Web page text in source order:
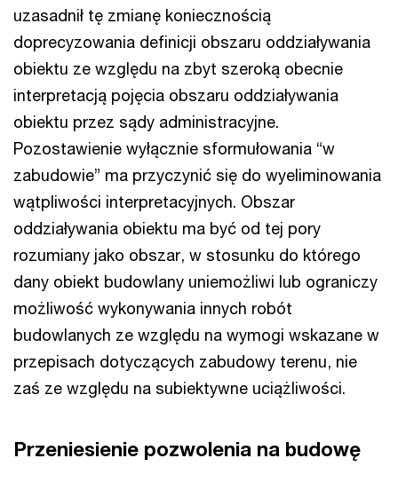
uzasadnił tę zmianę koniecznością
doprecyzowania definicji obszaru oddziaływania
obiektu ze względu na zbyt szeroką obecnie
interpretacją pojęcia obszaru oddziaływania
obiektu przez sądy administracyjne.
Pozostawienie wyłącznie sformułowania “w
zabudowie” ma przyczynić się do wyeliminowania
wątpliwości interpretacyjnych. Obszar
oddziaływania obiektu ma być od tej pory
rozumiany jako obszar, w stosunku do którego
dany obiekt budowlany uniemożliwi lub ograniczy
możliwość wykonywania innych robót
budowlanych ze względu na wymogi wskazane w
przepisach dotyczących zabudowy terenu, nie
zaś ze względu na subiektywne uciążliwości.
Przeniesienie pozwolenia na budowę